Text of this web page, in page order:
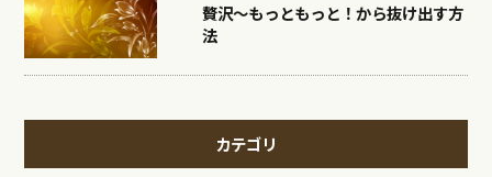
贅沢〜もっともっと！から抜け出す方
法
カテゴリ